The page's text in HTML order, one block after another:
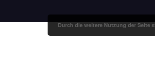
Durch die weitere Nutzung der Seite